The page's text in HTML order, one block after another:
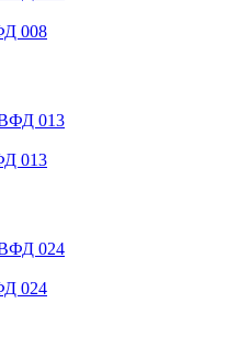
008
013
024